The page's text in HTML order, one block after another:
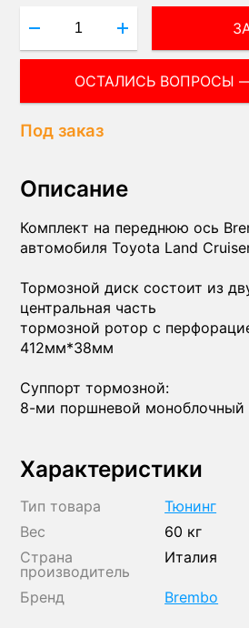
Под заказ
Описание
Комплект на переднюю ось
автомобиля Toyota Land
Тормозной диск состоит из
центральная часть
тормозной ротор с
412мм*38мм
Суппорт тормозной:
8-ми поршневой моноблочный
Характеристики
Тип товара
Тюнинг
Вес
60 кг
Страна
производитель
Италия
Бренд Brembo